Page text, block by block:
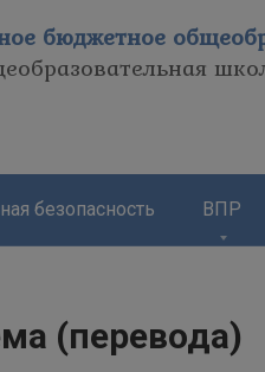
бюджетное
безопасность ВПР
(перевода)